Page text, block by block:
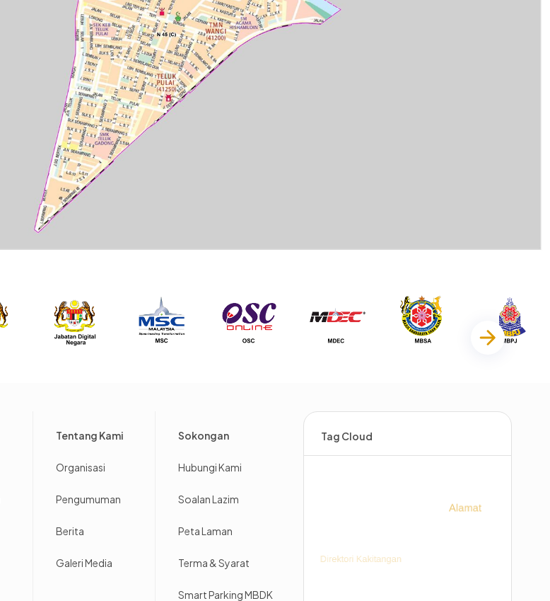
Tentang Kami
Organisasi
Pengumuman
Berita
Galeri Media
Sokongan
Hubungi Kami
Soalan Lazim
Peta Laman
Terma & Syarat
Smart Parking MBDK
Tag Cloud